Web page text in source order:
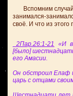
Вспомним случай
занимался-
своё. И что из этого
2Пар.26:1-21 «И
[было]
его Амасии.
Он обстроил Елаф
царь с отцами